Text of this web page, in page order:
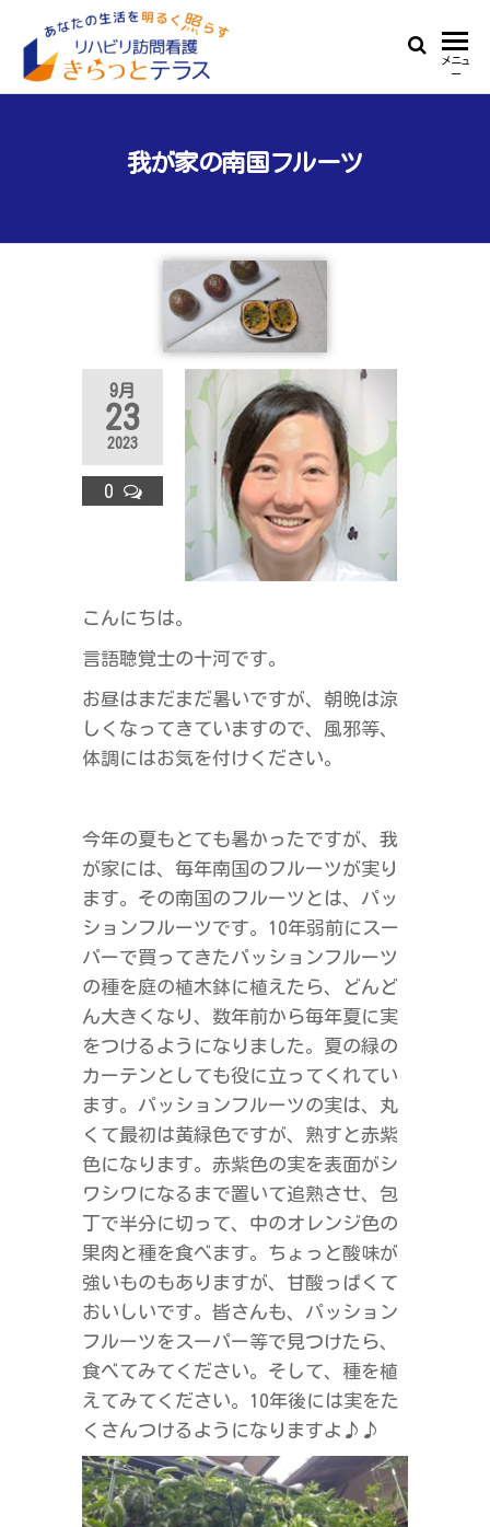
the
ハ
リ
問
看
護
き
ら
っ
と
テ
ラ
ス
生
活
く
照
ら
す
メニュ
ー
我が家の南国フルーツ
9月
23
2023
0
こんにちは。
言語聴覚士の十河です。
お昼はまだまだ暑いですが、朝晩は涼
しくなってきていますので、風邪等、
体調にはお気を付けください。
今年の夏もとても暑かったですが、我
が家には、毎年南国のフルーツが実り
ます。その南国のフルーツとは、パッ
ションフルーツです。10年弱前にスー
パーで買ってきたパッションフルーツ
の種を庭の植木鉢に植えたら、どんど
ん大きくなり、数年前から毎年夏に実
をつけるようになりました。夏の緑の
カーテンとしても役に立ってくれてい
ます。パッションフルーツの実は、丸
くて最初は黄緑色ですが、熟すと赤紫
色になります。赤紫色の実を表面がシ
ワシワになるまで置いて追熟させ、包
丁で半分に切って、中のオレンジ色の
果肉と種を食べます。ちょっと酸味が
強いものもありますが、甘酸っぱくて
おいしいです。皆さんも、パッション
フルーツをスーパー等で見つけたら、
食べてみてください。そして、種を植
えてみてください。10年後には実をた
くさんつけるようになりますよ♪♪